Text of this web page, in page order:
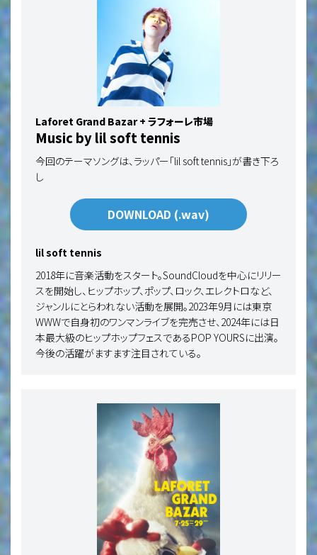
Laforet Grand Bazar + ラフォーレ市場
Music by lil soft tennis
今回のテーマソングは、ラッパー「lil soft tennis」が書き下ろ
し
DOWNLOAD (.wav)
lil soft tennis
2018年に音楽活動をスタート。SoundCloudを中心にリリー
スを開始し、ヒップホップ、ポップ、ロック、エレクトロなど、
ジャンルにとらわれない活動を展開。2023年9月には東京
WWWで自身初のワンマンライブを完売させ、2024年には日
本最大級のヒップホップフェスであるPOP YOURSに出演。
今後の活躍がますます注目されている。